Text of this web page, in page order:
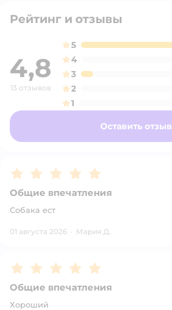
Рейтинг и отзывы
4,8
13 отзывов
5
4
3
2
1
Оставить отзыв
Рейтинг:5
Общие впечатления
Собака ест
01 августа 2026 · Мария Д.
Рейтинг:5
Общие впечатления
Хороший